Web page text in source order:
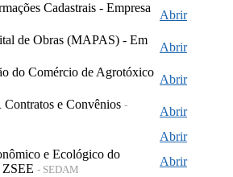
Cadastrais - Empresa
Abrir
de Obras (MAPAS) - Em
Abrir
do Comércio de Agrotóxico
Abrir
Contratos e Convênios -
Abrir
Abrir
e Ecológico do
ZSEE - SEDAM
Abrir